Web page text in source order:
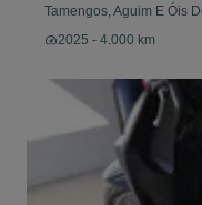
Tamengos, Aguim E Óis
2025 - 4.000 km